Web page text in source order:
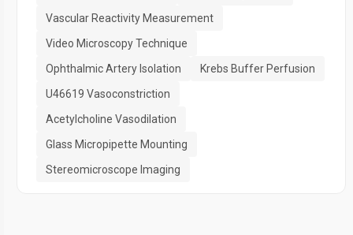
Vascular Reactivity Measurement
Video Microscopy Technique
Ophthalmic Artery Isolation
Krebs Buffer Perfusion
U46619 Vasoconstriction
Acetylcholine Vasodilation
Glass Micropipette Mounting
Stereomicroscope Imaging